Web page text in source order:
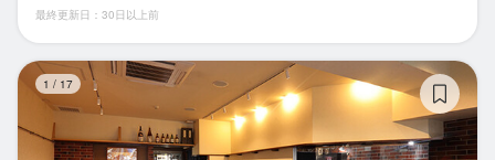
最終更新日：30日以上前
1 / 17